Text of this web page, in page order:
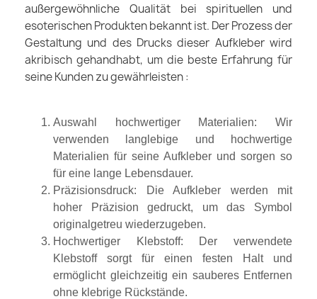
außergewöhnliche Qualität bei spirituellen und
esoterischen Produkten bekannt ist. Der Prozess der
Gestaltung und des Drucks dieser Aufkleber wird
akribisch gehandhabt, um die beste Erfahrung für
seine Kunden zu gewährleisten :
Auswahl hochwertiger Materialien: Wir
verwenden langlebige und hochwertige
Materialien für seine Aufkleber und sorgen so
für eine lange Lebensdauer.
Präzisionsdruck: Die Aufkleber werden mit
hoher Präzision gedruckt, um das Symbol
originalgetreu wiederzugeben.
Hochwertiger Klebstoff: Der verwendete
Klebstoff sorgt für einen festen Halt und
ermöglicht gleichzeitig ein sauberes Entfernen
ohne klebrige Rückstände.